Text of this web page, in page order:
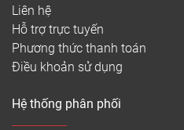
Liên hệ
Hỗ trợ trực tuyến
Phương thức thanh toán
Điều khoản sử dụng
Hệ thống phân phối